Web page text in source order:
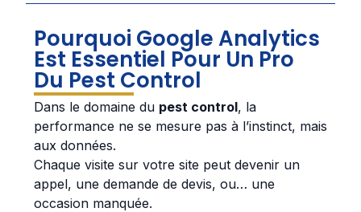
Pourquoi Google Analytics
Est Essentiel Pour Un Pro
Du Pest Control
Dans le domaine du pest control, la
performance ne se mesure pas à l’instinct, mais
aux données.
Chaque visite sur votre site peut devenir un
appel, une demande de devis, ou… une
occasion manquée.